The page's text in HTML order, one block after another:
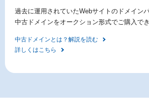
過去に運用されていたWebサイトのドメイン
中古ドメインをオークション形式でご購入でき
中古ドメインとは？解説を読む
詳しくはこちら